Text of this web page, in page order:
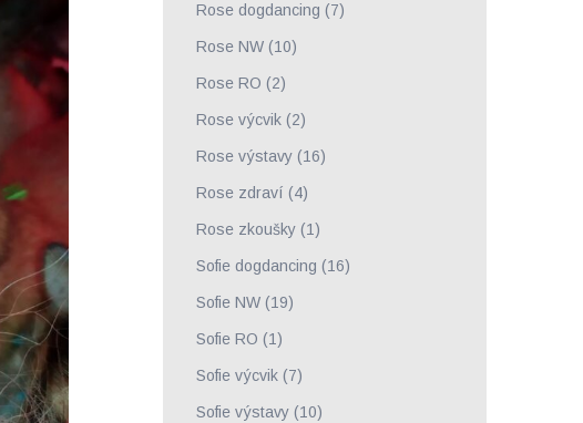
Rose dogdancing (7)
Rose NW(10)
Rose RO (2)
Rose výcvik(2)
Rose výstavy(16)
Rose zdraví (4)
Rose zkoušky(1)
Sofie dogdancing (16)
Sofie NW(19)
Sofie RO (1)
Sofie výcvik(7)
Sofie výstavy(10)